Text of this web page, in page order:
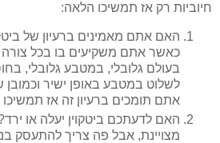
חיוביות רק אז תמשיכו הלאה:
האם אתם מאמינים ברעיון של
כאשר אתם משקיעים בו בכל
בעולם גלובלי, במטבע גלובלי,
לשלוט במטבע באופן ישיר
אתם תומכים ברעיון זה אז
האם לדעתכם ביטקוין יעלה או
מצויינת, אבל פה צריך להתעסק